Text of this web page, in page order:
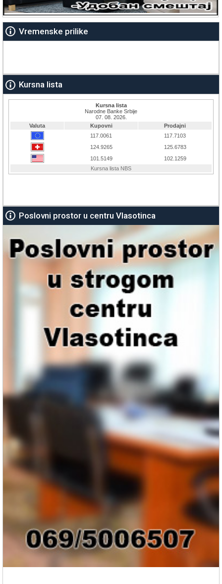
Vremenske prilike
Kursna lista
Poslovni prostor u centru Vlasotinca